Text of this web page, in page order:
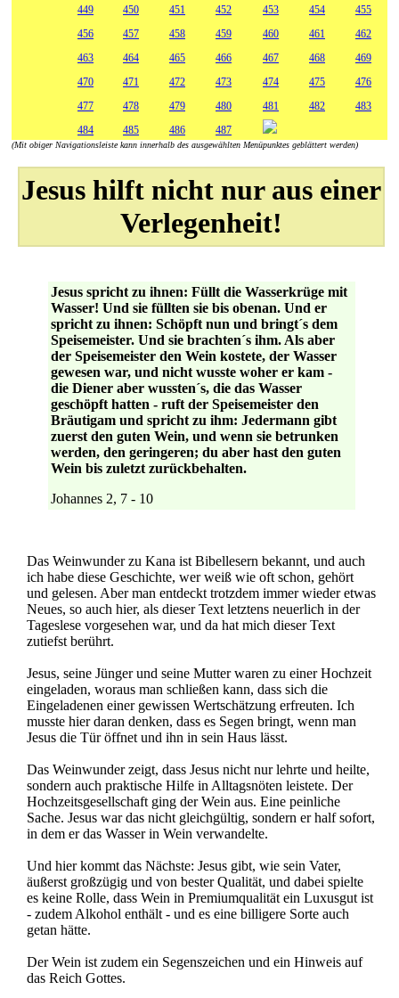
449
450 451 452 453 454
455
456
457 458 459 460 461
462
463
464 465 466 467 468
469
470
471 472 473 474 475
476
477
478 479 480 481 482
483
484
485 486 487
(Mit obiger Navigationsleiste kann innerhalb des ausgewählten Menüpunktes geblättert werden)
Jesus hilft nicht nur aus einer
Verlegenheit!
Jesus spricht zu ihnen: Füllt die Wasserkrüge mit
Wasser! Und sie füllten sie bis obenan. Und er
spricht zu ihnen: Schöpft nun und bringt´s dem
Speisemeister. Und sie brachten´s ihm. Als aber
der Speisemeister den Wein kostete, der Wasser
gewesen war, und nicht wusste woher er kam -
die Diener aber wussten´s, die das Wasser
geschöpft hatten - ruft der Speisemeister den
Bräutigam und spricht zu ihm: Jedermann gibt
zuerst den guten Wein, und wenn sie betrunken
werden, den geringeren; du aber hast den guten
Wein bis zuletzt zurückbehalten.
Johannes 2, 7 - 10
Das Weinwunder zu Kana ist Bibellesern bekannt, und auch
ich habe diese Geschichte, wer weiß wie oft schon, gehört
und gelesen. Aber man entdeckt trotzdem immer wieder etwas
Neues, so auch hier, als dieser Text letztens neuerlich in der
Tageslese vorgesehen war, und da hat mich dieser Text
zutiefst berührt.
Jesus, seine Jünger und seine Mutter waren zu einer Hochzeit
eingeladen, woraus man schließen kann, dass sich die
Eingeladenen einer gewissen Wertschätzung erfreuten. Ich
musste hier daran denken, dass es Segen bringt, wenn man
Jesus die Tür öffnet und ihn in sein Haus lässt.
Das Weinwunder zeigt, dass Jesus nicht nur lehrte und heilte,
sondern auch praktische Hilfe in Alltagsnöten leistete. Der
Hochzeitsgesellschaft ging der Wein aus. Eine peinliche
Sache. Jesus war das nicht gleichgültig, sondern er half sofort,
in dem er das Wasser in Wein verwandelte.
Und hier kommt das Nächste: Jesus gibt, wie sein Vater,
äußerst großzügig und von bester Qualität, und dabei spielte
es keine Rolle, dass Wein in Premiumqualität ein Luxusgut ist
- zudem Alkohol enthält - und es eine billigere Sorte auch
getan hätte.
Der Wein ist zudem ein Segenszeichen und ein Hinweis auf
das Reich Gottes.